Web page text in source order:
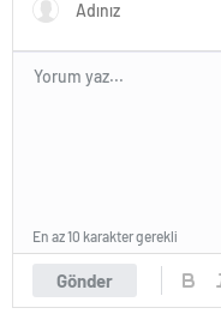
Gönder
En az 10 karakter gerekli